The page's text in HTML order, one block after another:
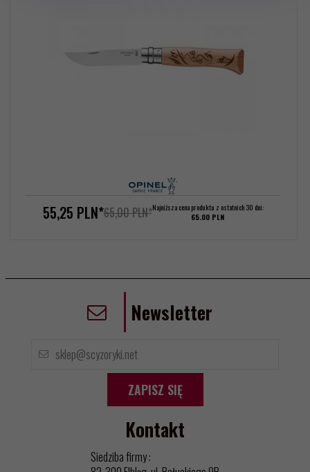
55,25 PLN*65,00 PLN*Najniższa cena produktu z ostatnich 30 dni:
65.00 PLN
Newsletter
ZAPISZ SIĘ
Kontakt
Siedziba firmy :